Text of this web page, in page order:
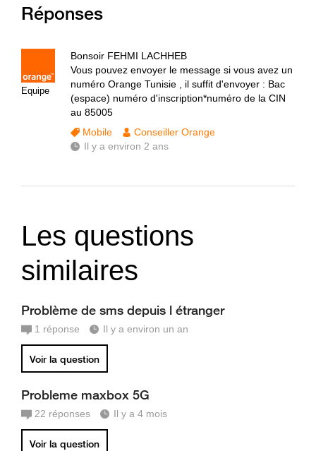
Réponses
Equipe
Bonsoir FEHMI LACHHEB
Vous pouvez envoyer le message si vous avez un
numéro Orange Tunisie , il suffit d'envoyer : Bac
(espace) numéro d'inscription*numéro de la CIN
au 85005
Mobile
Conseiller Orange
Il y a environ 2 ans
Les questions
similaires
Problème de sms depuis l étranger
1 réponse Il y a environ un an
Voir la question
Probleme maxbox 5G
22 réponses Il y a 4 mois
Voir la question